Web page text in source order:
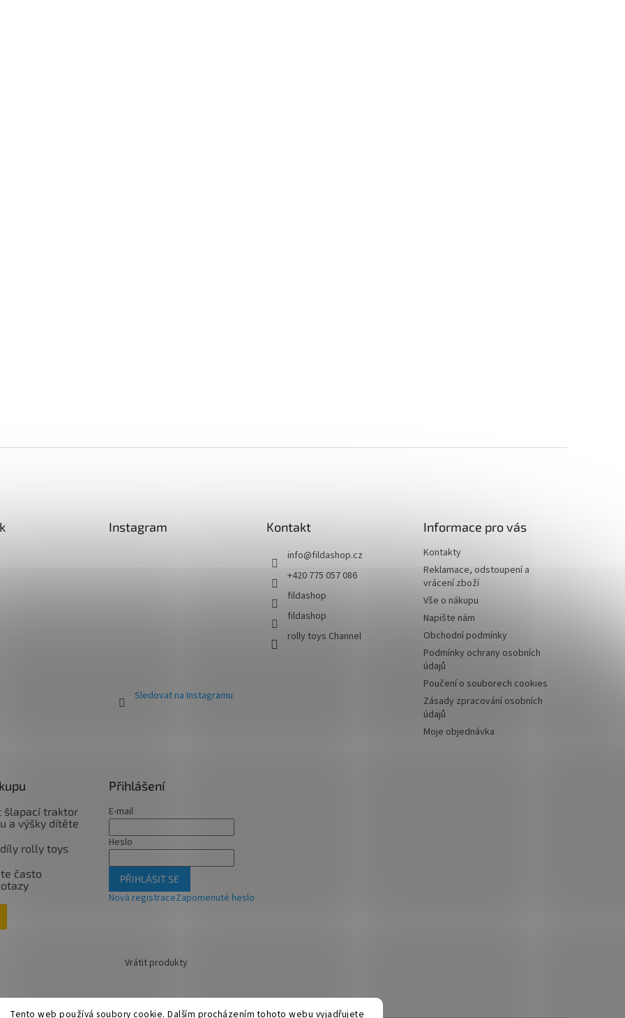
Tento web používá soubory cookie. Dalším procházením tohoto webu vyjadřujete
Instagram
Sledovat na Instagramu
Kontakt
info@fildashop.cz
+420 775 057 086
fildashop
fildashop
rolly toys Channel
Informace pro vás
Kontakty
Reklamace, odstoupení a
vrácení zboží
Vše o nákupu
Napište nám
Obchodní podmínky
Podmínky ochrany osobních
údajů
Poučení o souborech cookies
Zásady zpracování osobních
údajů
Moje objednávka
šlapací traktor
a výšky dítěte
rolly toys
často
Přihlášení
E-mail
Heslo
PŘIHLÁSIT SE
Nová registraceZapomenuté heslo
Vrátit produkty